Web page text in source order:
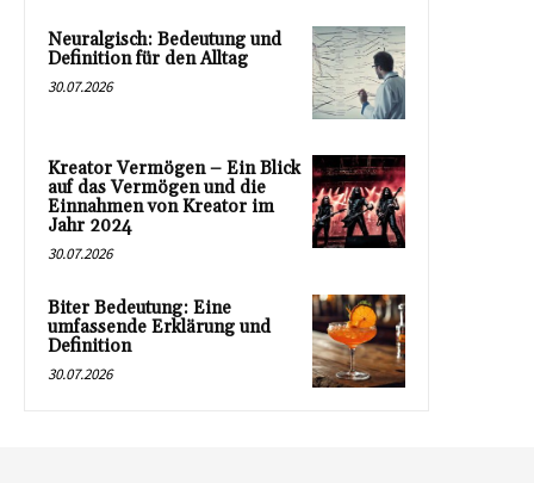
Neuralgisch: Bedeutung und
Definition für den Alltag
30.07.2026
Kreator Vermögen – Ein Blick
auf das Vermögen und die
Einnahmen von Kreator im
Jahr 2024
30.07.2026
Biter Bedeutung: Eine
umfassende Erklärung und
Definition
30.07.2026